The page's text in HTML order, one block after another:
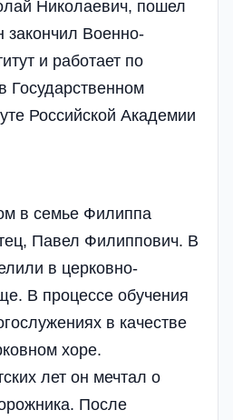
Николаевич, пошел
закончил Военно-
и работает по
Государственном
Российской Академии
в семье Филиппа
Павел Филиппович. В
в церковно-
В процессе обучения
в качестве
хоре.
лет он мечтал о
После